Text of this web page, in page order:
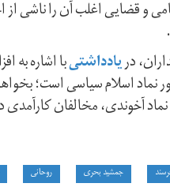
و قضایی اغلب آن را ناشی از
دریادداشتیبا اشاره به
نماد اسلام سیاسی است؛
آخوندی، مخالفان
جمشید بحری روحانی